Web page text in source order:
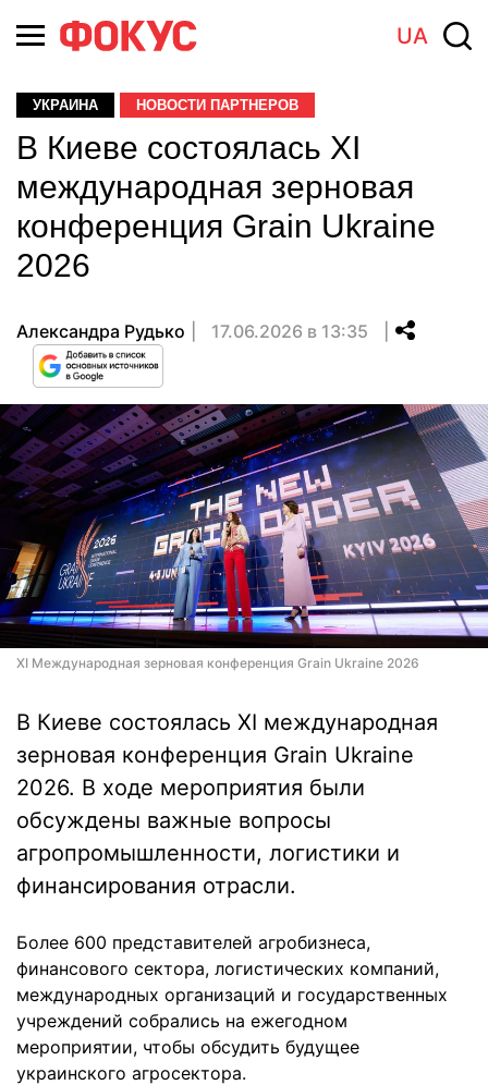
UA
УКРАИНА НОВОСТИ ПАРТНЕРОВ
В Киеве состоялась XI
международная зерновая
конференция Grain Ukraine
2026
Александра Рудько 17.06.2026 в 13:35
XI Международная зерновая конференция Grain Ukraine 2026
В Киеве состоялась XI международная
зерновая конференция Grain Ukraine
2026. В ходе мероприятия были
обсуждены важные вопросы
агропромышленности, логистики и
финансирования отрасли.
Более 600 представителей агробизнеса,
финансового сектора, логистических компаний,
международных организаций и государственных
учреждений собрались на ежегодном
мероприятии, чтобы обсудить будущее
украинского агросектора.